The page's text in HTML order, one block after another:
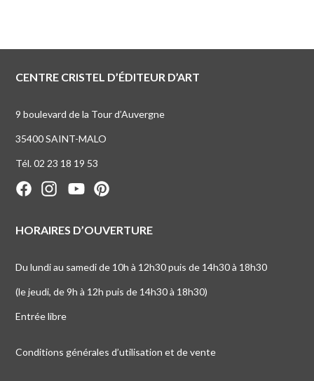
CENTRE CRISTEL D’ÉDITEUR D’ART
9 boulevard de la Tour d’Auvergne
35400 SAINT-MALO
Tél. 02 23 18 19 53
HORAIRES D’OUVERTURE
Du lundi au samedi de 10h à 12h30 puis de 14h30 à 18h30
(le jeudi, de 9h à 12h puis de 14h30 à 18h30)
Entrée libre
Conditions générales d’utilisation et de vente